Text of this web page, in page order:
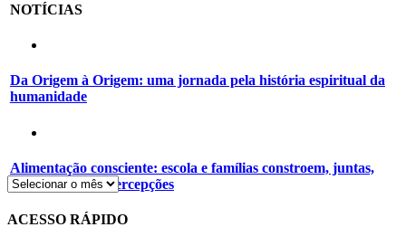
NOTÍCIAS
Da Origem à Origem: uma jornada pela história espiritual da
humanidade
Alimentação consciente: escola e famílias constroem, juntas,
novos hábitos e percepções
ACESSO RÁPIDO